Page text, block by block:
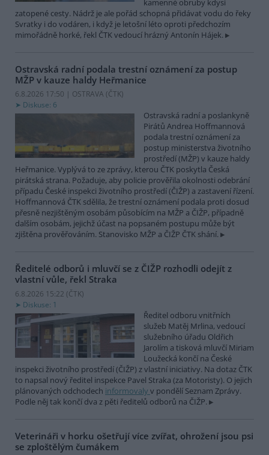
kamenné obruby kdysi
zatopené cesty. Nádrž je ale pořád schopná přidávat vodu do řeky
Svratky i do vodáren, i když je letošní léto oproti předchozím
mimořádně horké, řekl ČTK vedoucí hrázný Antonín Hájek.
Ostravská radní podala trestní oznámení za postup
MŽP v kauze haldy Heřmanice
6.8.2026 17:50 | OSTRAVA (ČTK)
Diskuse: 6
Ostravská radní a poslankyně
Pirátů Andrea Hoffmannová
podala trestní oznámení za
postup ministerstva životního
prostředí (MŽP) v kauze haldy
Heřmanice. Vyplývá to ze zprávy, kterou ČTK poskytla Česká
pirátská strana. Požaduje, aby policie prověřila okolnosti odebrání
případu České inspekci životního prostředí (ČIŽP) a zastavení řízení.
Hoffmannová ČTK sdělila, že trestní oznámení podala proti dosud
přesně nezjištěným osobám působícím na MŽP a ČIŽP, případně
dalším osobám, jejichž účast na popsaném postupu může být
zjištěna prověřováním. Stanovisko MŽP a ČIŽP ČTK shání.
Ředitelé odborů i mluvčí se z ČIŽP rozhodli odejít z
vlastní vůle, řekl Straka
6.8.2026 15:22 (ČTK)
Diskuse: 1
Ředitel odboru vnitřních
služeb Matěj Mrlina, vedoucí
služebního úřadu Oldřich
Jarolím a tisková mluvčí Miriam
Loužecká končí na České
inspekci životního prostředí (ČIŽP) z vlastní iniciativy. Na dotaz ČTK
to napsal nový ředitel inspekce Pavel Straka (za Motoristy). O jejich
plánovaných odchodech informovaly v pondělí Seznam Zprávy.
Podle něj tak končí dva z pěti ředitelů odborů na ČIŽP.
Veterináři v horku ošetřují více zvířat, ohrožení jsou psi
se zploštělým čumákem